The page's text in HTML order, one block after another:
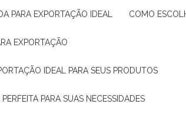
PARA EXPORTAÇÃO IDEAL COMO
EXPORTAÇÃO
IDEAL PARA SEUS PRODUTOS
PARA SUAS NECESSIDADES